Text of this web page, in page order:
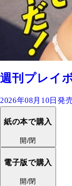
週刊プレイ
2026年08月10日発
紙の本で購入
開/閉
電子版で購入
開/閉